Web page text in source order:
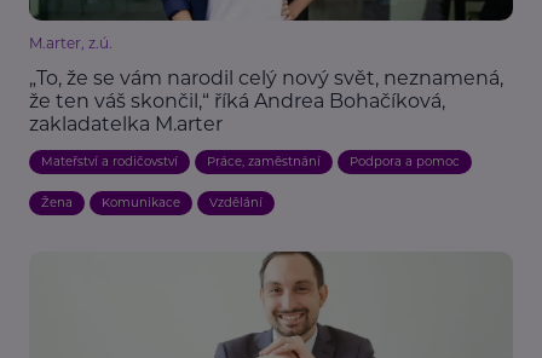
M.arter, z.ú.
„To, že se vám narodil celý nový svět, neznamená,
že ten váš skončil,“ říká Andrea Bohačíková,
zakladatelka M.arter
Mateřství a rodičovství Práce, zaměstnání Podpora a pomoc
Žena Komunikace Vzdělání